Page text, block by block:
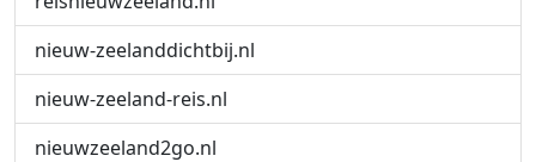
nieuw-zeelanddichtbij.nl
nieuw-zeeland-reis.nl
nieuwzeeland2go.nl